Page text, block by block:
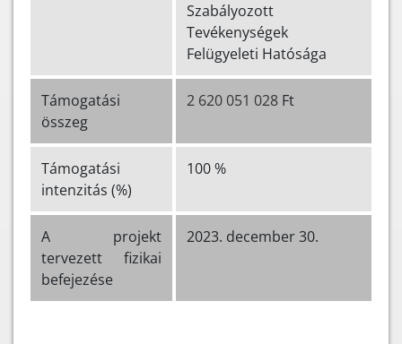
Szabályozott
Tevékenységek
Felügyeleti Hatósága
Támogatási
összeg
2 620 051 028 Ft
Támogatási
intenzitás (%)
100 %
A projekt
tervezett fizikai
befejezése
2023. december 30.